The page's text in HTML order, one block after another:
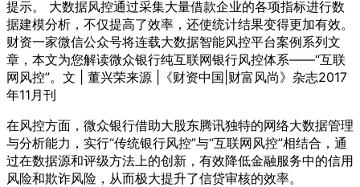
提示。 大数据风控通过采集大量借款企业的各项指标进行数
据建模分析，不仅提高了效率，还使统计结果变得更加有效。
财资一家微信公众号将连载大数据智能风控平台案例系列文
章，本文为您解读微众银行纯互联网银行风控体系——“互联
网风控”。文 | 董兴荣来源 |《财资中国|财富风尚》杂志2017
年11月刊
在风控方面，微众银行借助大股东腾讯独特的网络大数据管理
与分析能力，实行“传统银行风控”与“互联网风控”相结合，通
过在数据源和评级方法上的创新，有效降低金融服务中的信用
风险和欺诈风险，从而极大提升了信贷审核的效率。